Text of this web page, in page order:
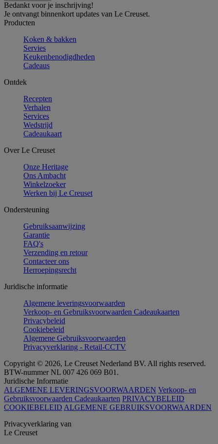
Bedankt voor je inschrijving!
Je ontvangt binnenkort updates van Le Creuset.
Producten
Koken & bakken
Servies
Keukenbenodigdheden
Cadeaus
Ontdek
Recepten
Verhalen
Services
Wedstrijd
Cadeaukaart
Over Le Creuset
Onze Heritage
Ons Ambacht
Winkelzoeker
Werken bij Le Creuset
Ondersteuning
Gebruiksaanwijzing
Garantie
FAQ's
Verzending en retour
Contacteer ons
Herroepingsrecht
Juridische informatie
Algemene leveringsvoorwaarden
Verkoop- en Gebruiksvoorwaarden Cadeaukaarten
Privacybeleid
Cookiebeleid
Algemene Gebruiksvoorwaarden
Privacyverklaring - Retail-CCTV
Copyright © 2026, Le Creuset Nederland BV. All rights reserved.
BTW-nummer NL 007 426 069 B01.
Juridische Informatie
ALGEMENE LEVERINGSVOORWAARDEN Verkoop- en
Gebruiksvoorwaarden Cadeaukaarten PRIVACYBELEID
COOKIEBELEID ALGEMENE GEBRUIKSVOORWAARDEN
Privacyverklaring van
Le Creuset